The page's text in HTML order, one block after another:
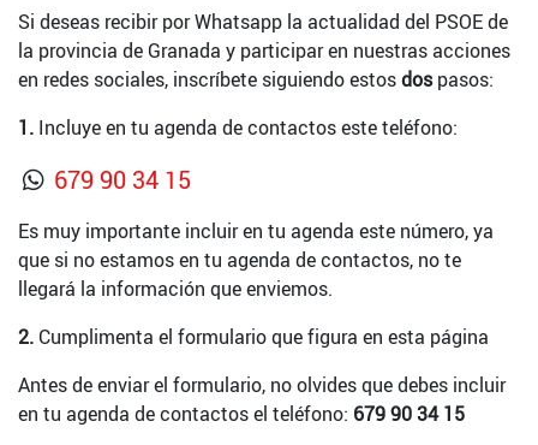
Si deseas recibir por Whatsapp la actualidad del PSOE de
la provincia de Granada y participar en nuestras acciones
en redes sociales, inscríbete siguiendo estos dospasos:
1. Incluye en tu agenda de contactos este teléfono:
679 90 34 15
Es muy importante incluir en tu agenda este número, ya
que si no estamos en tu agenda de contactos, no te
llegará la información que enviemos.
2. Cumplimenta el formulario que figura en esta página
Antes de enviar el formulario, no olvides que debes incluir
en tu agenda de contactos el teléfono: 679 90 34 15